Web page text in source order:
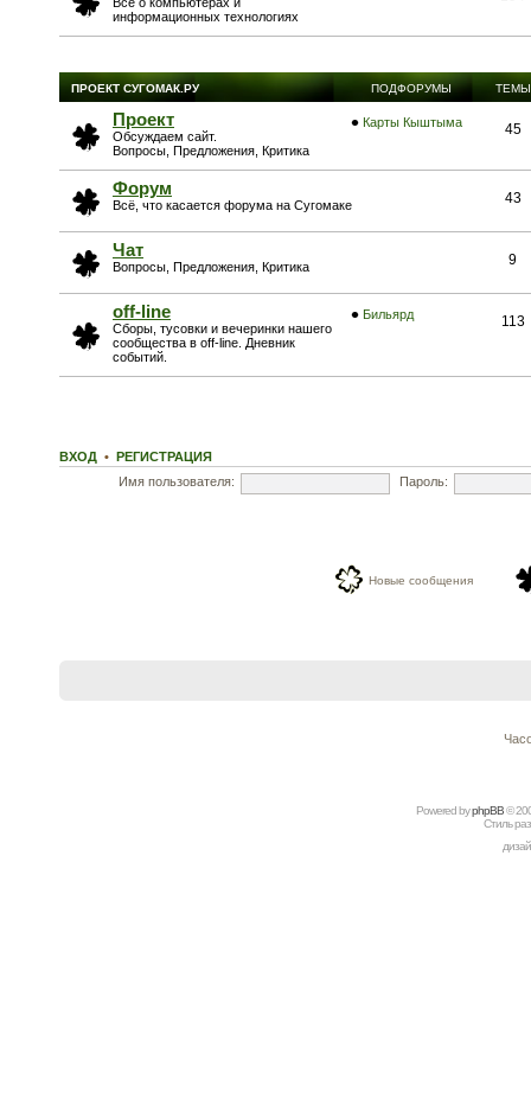
информационных технологиях
ПРОЕКТ СУГОМАК.РУ ПОДФОРУМЫ ТЕМЫ
Проект
Обсуждаем сайт.
Вопросы, Предложения, Критика
Карты Кыштыма 45
Форум
Всё, что касается форума на Сугомаке 43
Чат
Вопросы, Предложения, Критика 9
off-line
Сборы, тусовки и вечеринки нашего
сообщества в off-line. Дневник
событий.
Бильярд 113
ВХОД • РЕГИСТРАЦИЯ
Имя пользователя:
Пароль:
Новые сообщения
Powered byрhрBВ©
Стиль